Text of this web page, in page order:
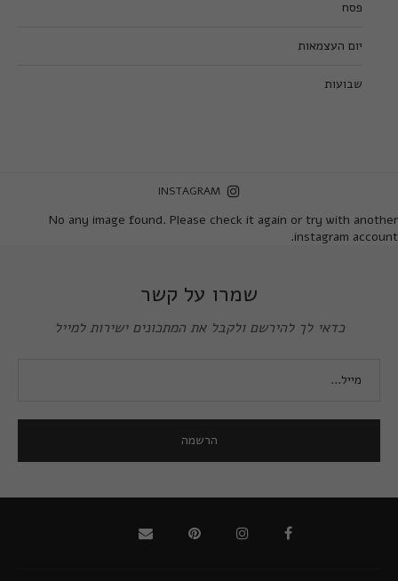
פסח
יום העצמאות
שבועות
INSTAGRAM
No any image found. Please check it again or try with another
instagram account.
שמרו על קשר
כדאי לך להירשם ולקבל את המתכונים ישירות למייל